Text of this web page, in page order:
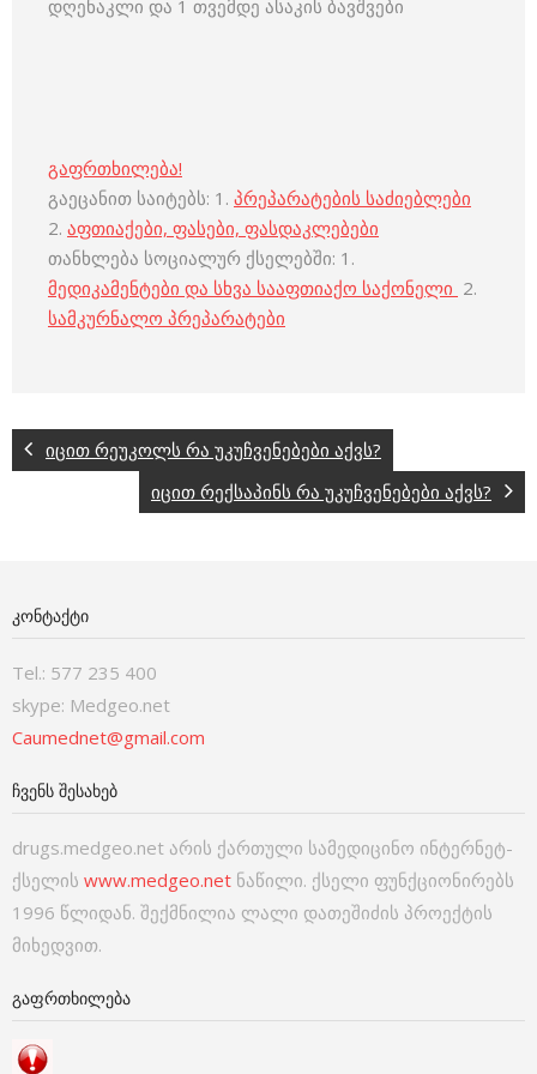
დღენაკლი და 1 თვემდე ასაკის ბავშვები
გაფრთხილება!
გაეცანით საიტებს: 1. პრეპარატების საძიებლები
2. აფთიაქები, ფასები, ფასდაკლებები
თანხლება სოციალურ ქსელებში: 1.
მედიკამენტები და სხვა სააფთიაქო საქონელი 2.
სამკურნალო პრეპარატები
იცით რეუკოლს რა უკუჩვენებები აქვს?
იცით რექსაპინს რა უკუჩვენებები აქვს?
ᲙᲝᲜᲢᲐᲥᲢᲘ
Tel.: 577 235 400
skype: Medgeo.net
Caumednet@gmail.com
ᲩᲕᲔᲜᲡ ᲨᲔᲡᲐᲮᲔᲑ
drugs.medgeo.net არის ქართული სამედიცინო ინტერნეტ-
ქსელის www.medgeo.net ნაწილი. ქსელი ფუნქციონირებს
1996 წლიდან. შექმნილია ლალი დათეშიძის პროექტის
მიხედვით.
ᲒᲐᲤᲠᲗᲮᲘᲚᲔᲑᲐ